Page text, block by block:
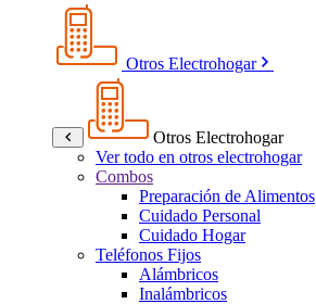
Otros Electrohogar
Otros Electrohogar
Ver todo en otros electrohogar
Combos
Preparación de Alimentos
Cuidado Personal
Cuidado Hogar
Teléfonos Fijos
Alámbricos
Inalámbricos